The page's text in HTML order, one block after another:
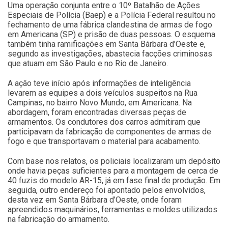
Uma operação conjunta entre o 10º Batalhão de Ações
Especiais de Polícia (Baep) e a Polícia Federal resultou no
fechamento de uma fábrica clandestina de armas de fogo
em Americana (SP) e prisão de duas pessoas. O esquema
também tinha ramificações em Santa Bárbara d’Oeste e,
segundo as investigações, abastecia facções criminosas
que atuam em São Paulo e no Rio de Janeiro.
A ação teve início após informações de inteligência
levarem as equipes a dois veículos suspeitos na Rua
Campinas, no bairro Novo Mundo, em Americana. Na
abordagem, foram encontradas diversas peças de
armamentos. Os condutores dos carros admitiram que
participavam da fabricação de componentes de armas de
fogo e que transportavam o material para acabamento.
Com base nos relatos, os policiais localizaram um depósito
onde havia peças suficientes para a montagem de cerca de
40 fuzis do modelo AR-15, já em fase final de produção. Em
seguida, outro endereço foi apontado pelos envolvidos,
desta vez em Santa Bárbara d’Oeste, onde foram
apreendidos maquinários, ferramentas e moldes utilizados
na fabricação do armamento.